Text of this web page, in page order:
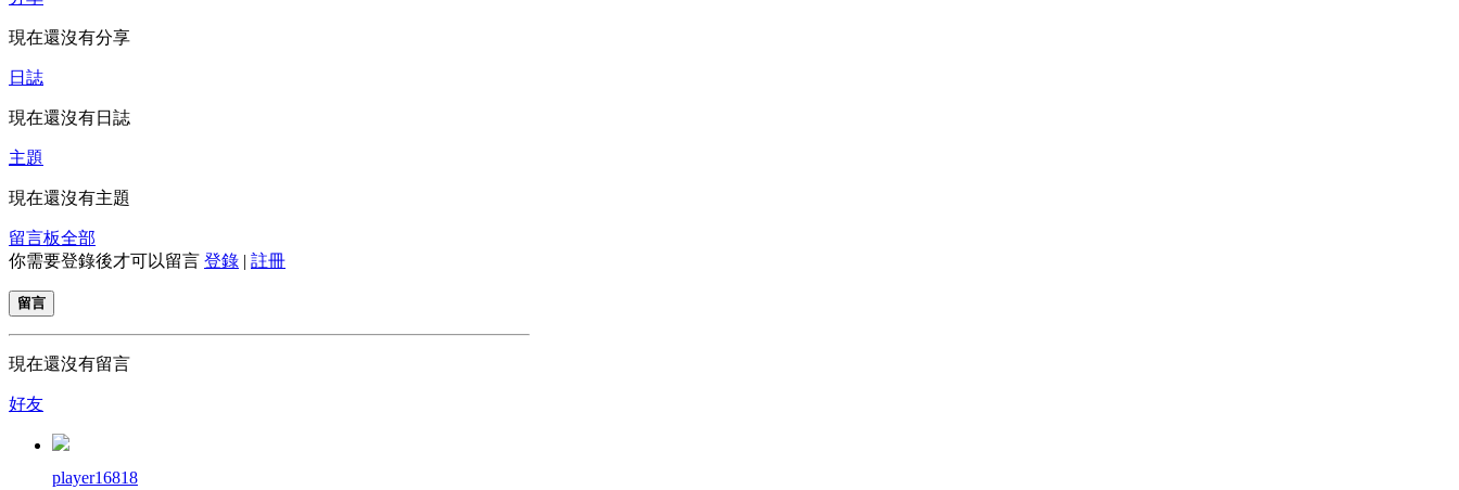
現在還沒有分享
日誌
現在還沒有日誌
主題
現在還沒有主題
留言板全部
你需要登錄後才可以留言 登錄 | 註冊
留言
現在還沒有留言
好友
player16818